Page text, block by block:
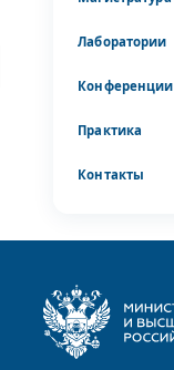
Лаборатории
Конференции
Практика
Контакты